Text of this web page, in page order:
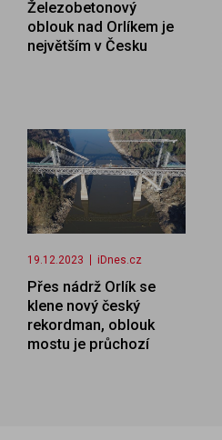
Železobetonový
oblouk nad Orlíkem je
největším v Česku
19.12.2023 iDnes.cz
Přes nádrž Orlík se
klene nový český
rekordman, oblouk
mostu je průchozí